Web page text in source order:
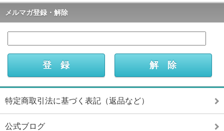
メルマガ登録・解除
特定商取引法に基づく表記（返品など）
公式ブログ